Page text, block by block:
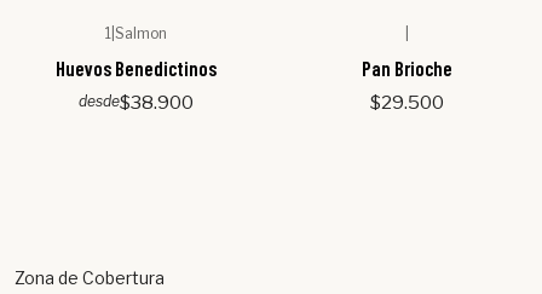
1| Salmon
Huevos Benedictinos
desde$38.900
Pan Brioche
$29.500
Zona de Cobertura